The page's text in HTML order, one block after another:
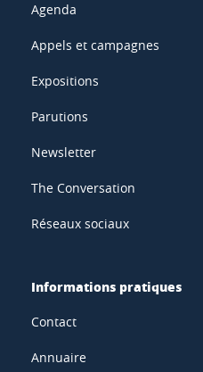
Agenda
Appels et campagnes
Expositions
Parutions
Newsletter
The Conversation
Réseaux sociaux
Informations pratiques
Contact
Annuaire